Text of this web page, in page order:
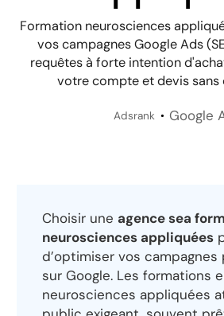
Formation neurosciences
vos campagnes Google Ads
requêtes à forte intention
votre compte et devis sans
Adsrank Google
Choisir une agence sea
neurosciences appliquées
d’optimiser vos
sur Google. Les formations
neurosciences appliquées